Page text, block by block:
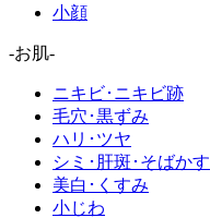
小顔
-お肌-
ニキビ･ニキビ跡
毛穴･黒ずみ
ハリ･ツヤ
シミ･肝斑･そばかす
美白･くすみ
小じわ